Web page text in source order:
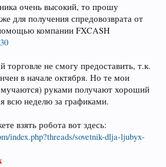
очень высокий, то прошу
для получения спредовозврата от
компании FXCASH
торговле не смогу предоставить, т.к.
в начале октября. Но те мои
руками получают хороший
всю неделю за графиками.
взять робота вот здесь:
index.php?threads/sovetnik-dlja-ljubyx-